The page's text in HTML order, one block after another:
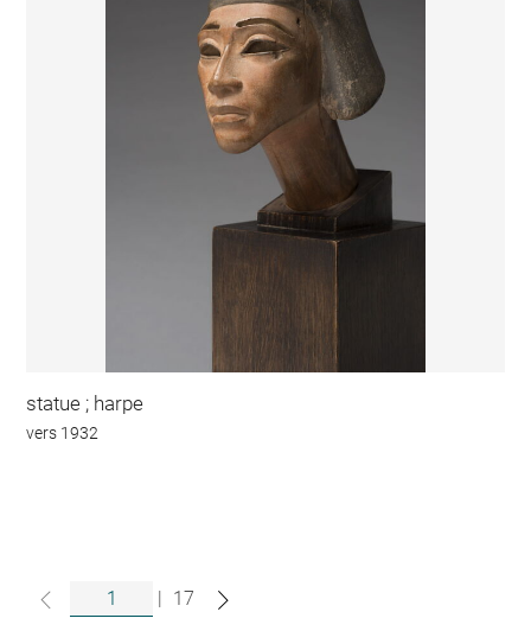
statue ; harpe
vers 1932
17